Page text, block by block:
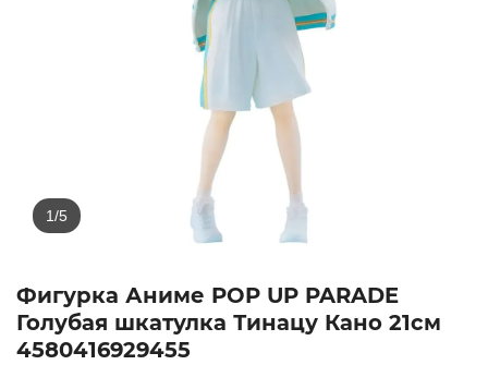
Фигурка Аниме POP UP PARADE
Голубая шкатулка Тинацу Кано 21см
4580416929455